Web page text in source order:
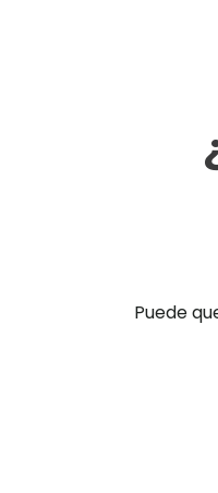
Puede